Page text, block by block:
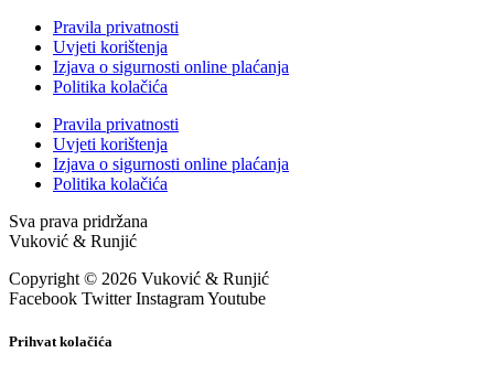
Pravila privatnosti
Uvjeti korištenja
Izjava o sigurnosti online plaćanja
Politika kolačića
Pravila privatnosti
Uvjeti korištenja
Izjava o sigurnosti online plaćanja
Politika kolačića
Sva prava pridržana
Vuković & Runjić
Copyright © 2026 Vuković & Runjić
Facebook Twitter InstagramYoutube
Prihvat kolačića